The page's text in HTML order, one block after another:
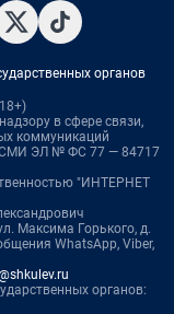
органов
в сфере связи,
коммуникаций
СМИ ЭЛ № ФС 77 — 84717
"ИНТЕРНЕТ
Максима Горького, д.
WhatsApp, Viber,
органов: